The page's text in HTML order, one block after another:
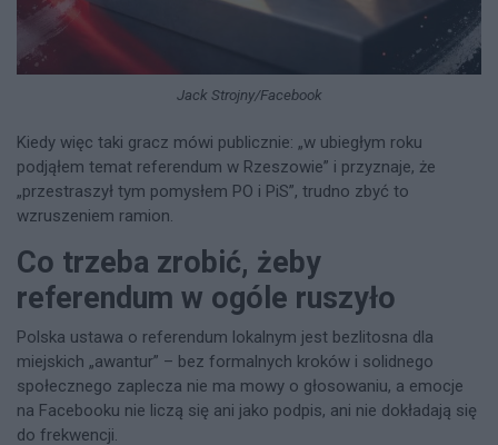
Jack Strojny/Facebook
Kiedy więc taki gracz mówi publicznie: „w ubiegłym roku
podjąłem temat referendum w Rzeszowie” i przyznaje, że
„przestraszył tym pomysłem PO i PiS”, trudno zbyć to
wzruszeniem ramion.
Co trzeba zrobić, żeby
referendum w ogóle ruszyło
Polska ustawa o referendum lokalnym jest bezlitosna dla
miejskich „awantur” – bez formalnych kroków i solidnego
społecznego zaplecza nie ma mowy o głosowaniu, a emocje
na Facebooku nie liczą się ani jako podpis, ani nie dokładają się
do frekwencji.